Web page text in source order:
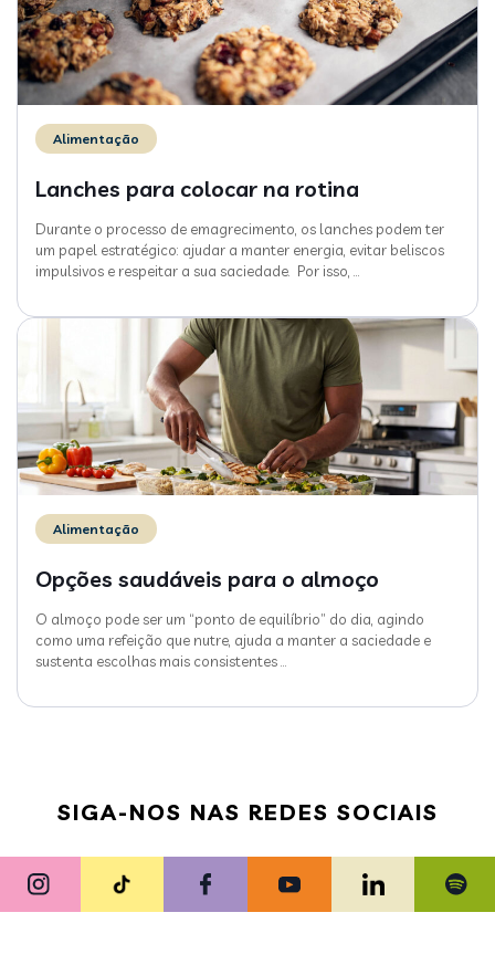
Alimentação
Lanches para colocar na rotina
Durante o processo de emagrecimento, os lanches podem ter
um papel estratégico: ajudar a manter energia, evitar beliscos
impulsivos e respeitar a sua saciedade. Por isso, …
Alimentação
Opções saudáveis para o almoço
O almoço pode ser um “ponto de equilíbrio” do dia, agindo
como uma refeição que nutre, ajuda a manter a saciedade e
sustenta escolhas mais consistentes…
SIGA-NOS NAS REDES SOCIAIS